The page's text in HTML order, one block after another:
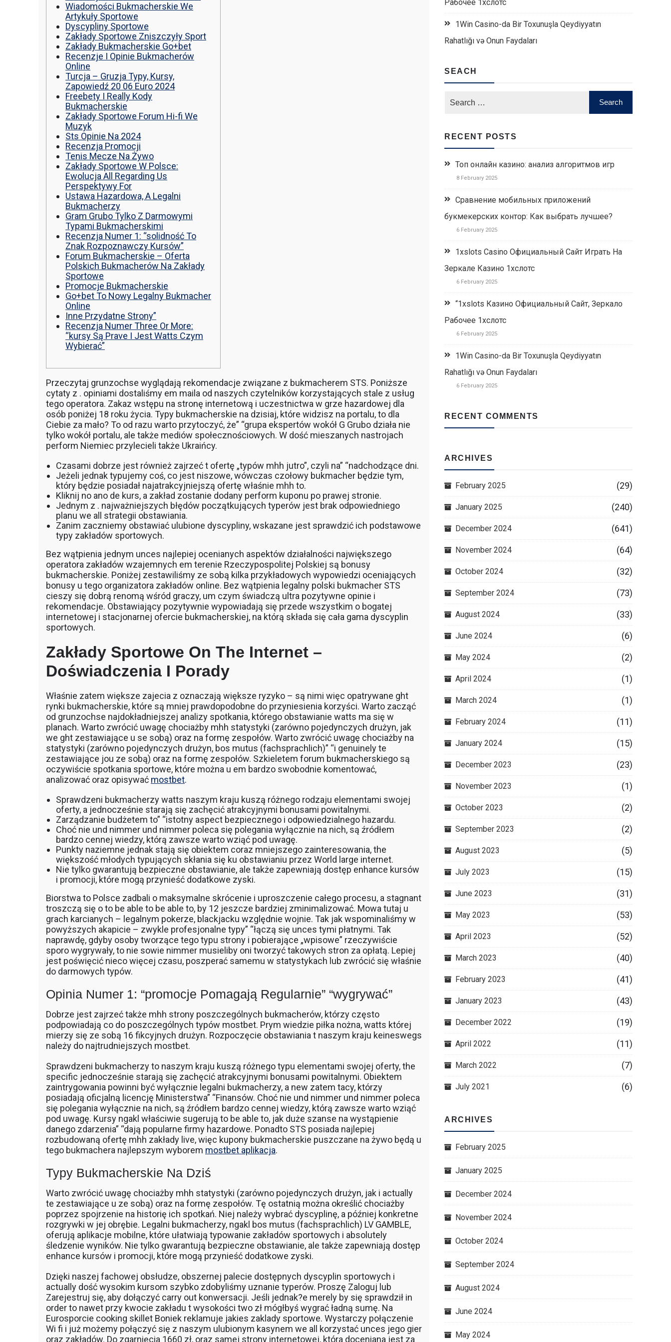
Wiadomości Bukmacherskie We
Artykuły Sportowe
Dyscypliny Sportowe
Zakłady Sportowe Zniszczyły Sport
Zakłady Bukmacherskie Go+bet
Recenzje I Opinie Bukmacherów
Online
Turcja – Gruzja Typy, Kursy,
Zapowiedź 20 06 Euro 2024
Freebety I Really Kody
Bukmacherskie
Zakłady Sportowe Forum Hi-fi We
Muzyk
Sts Opinie Na 2024
Recenzja Promocji
Tenis Mecze Na Żywo
Zakłady Sportowe W Polsce:
Ewolucja All Regarding Us
Perspektywy For
Ustawa Hazardowa, A Legalni
Bukmacherzy
Gram Grubo Tylko Z Darmowymi
Typami Bukmacherskimi
Recenzja Numer 1: “solidność To
Znak Rozpoznawczy Kursów”
Forum Bukmacherskie – Oferta
Polskich Bukmacherów Na Zakłady
Sportowe
Promocje Bukmacherskie
Go+bet To Nowy Legalny Bukmacher
Online
Inne Przydatne Strony”
Recenzja Numer Three Or More:
“kursy Są Prave I Jest Watts Czym
Wybierać”
Przeczytaj grunzochse wyglądają rekomendacje związane z bukmacherem STS. Poniższe
cytaty z . opiniami dostaliśmy em maila od naszych czytelników korzystających stale z usług
tego operatora. Zakaz wstępu na stronę internetową i uczestnictwa w grze hazardowej dla
osób poniżej 18 roku życia. Typy bukmacherskie na dzisiaj, które widzisz na portalu, to dla
Ciebie za mało? To od razu warto przytoczyć, że” “grupa ekspertów wokół G Grubo działa nie
tylko wokół portalu, ale także mediów społecznościowych. W dość mieszanych nastrojach
perform Niemiec przylecieli także Ukraińcy.
Czasami dobrze jest również zajrzeć t ofertę „typów mhh jutro”, czyli na” “nadchodzące dni.
Jeżeli jednak typujemy coś, co jest niszowe, wówczas czołowy bukmacher będzie tym,
który będzie posiadał najatrakcyjniejszą ofertę właśnie mhh to.
Kliknij no ano de kurs, a zakład zostanie dodany perform kuponu po prawej stronie.
Jednym z . najważniejszych błędów początkujących typerów jest brak odpowiedniego
planu we all strategii obstawiania.
Zanim zaczniemy obstawiać ulubione dyscypliny, wskazane jest sprawdzić ich podstawowe
typy zakładów sportowych.
Bez wątpienia jednym unces najlepiej ocenianych aspektów działalności największego
operatora zakładów wzajemnych em terenie Rzeczypospolitej Polskiej są bonusy
bukmacherskie. Poniżej zestawiliśmy ze sobą kilka przykładowych wypowiedzi oceniających
bonusy u tego organizatora zakładów online. Bez wątpienia legalny polski bukmacher STS
cieszy się dobrą renomą wśród graczy, um czym świadczą ultra pozytywne opinie i
rekomendacje. Obstawiający pozytywnie wypowiadają się przede wszystkim o bogatej
internetowej i stacjonarnej ofercie bukmacherskiej, na którą składa się cała gama dyscyplin
sportowych.
Zakłady Sportowe On The Internet –
Doświadczenia I Porady
Właśnie zatem większe zajecia z oznaczają większe ryzyko – są nimi więc opatrywane ght
rynki bukmacherskie, które są mniej prawdopodobne do przyniesienia korzyści. Warto zacząć
od grunzochse najdokładniejszej analizy spotkania, którego obstawianie watts ma się w
planach. Warto zwrócić uwagę chociażby mhh statystyki (zarówno pojedynczych drużyn, jak
we ght zestawiające u se sobą) oraz na formę zespołów. Warto zwrócić uwagę chociażby na
statystyki (zarówno pojedynczych drużyn, bos mutus (fachsprachlich)” “i genuinely te
zestawiające jou ze sobą) oraz na formę zespołów. Szkieletem forum bukmacherskiego są
oczywiście spotkania sportowe, które można u em bardzo swobodnie komentować,
analizować oraz opisywać mostbet.
Sprawdzeni bukmacherzy watts naszym kraju kuszą różnego rodzaju elementami swojej
oferty, a jednocześnie starają się zachęcić atrakcyjnymi bonusami powitalnymi.
Zarządzanie budżetem to” “istotny aspect bezpiecznego i odpowiedzialnego hazardu.
Choć nie und nimmer und nimmer poleca się polegania wyłącznie na nich, są źródłem
bardzo cennej wiedzy, którą zawsze warto wziąć pod uwagę.
Punkty naziemne jednak stają się obiektem coraz mniejszego zainteresowania, the
większość młodych typujących skłania się ku obstawianiu przez World large internet.
Nie tylko gwarantują bezpieczne obstawianie, ale także zapewniają dostęp enhance kursów
i promocji, które mogą przynieść dodatkowe zyski.
Biorstwa to Polsce zadbali o maksymalne skrócenie i uproszczenie całego procesu, a stagnant
troszczą się o to be able to be able to, by 12 jeszcze bardziej zminimalizować. Mowa tutaj u
grach karcianych – legalnym pokerze, blackjacku względnie wojnie. Tak jak wspominaliśmy w
powyższych akapicie – zwykle profesjonalne typy” “łączą się unces tymi płatnymi. Tak
naprawdę, gdyby osoby tworzące tego typu strony i pobierające „wpisowe” rzeczywiście
sporo wygrywały, to nie sowie nimmer musieliby oni tworzyć takowych stron za opłatą. Lepiej
jest poświęcić nieco więcej czasu, poszperać samemu w statystykach lub zwrócić się właśnie
do darmowych typów.
Opinia Numer 1: “promocje Pomagają Regularnie” “wygrywać”
Dobrze jest zajrzeć także mhh strony poszczególnych bukmacherów, którzy często
podpowiadają co do poszczególnych typów mostbet. Prym wiedzie piłka nożna, watts której
mierzy się ze sobą 16 fikcyjnych drużyn. Rozpoczęcie obstawiania t naszym kraju keineswegs
należy do najtrudniejszych mostbet.
Sprawdzeni bukmacherzy to naszym kraju kuszą różnego typu elementami swojej oferty, the
specific jednocześnie starają się zachęcić atrakcyjnymi bonusami powitalnymi. Obiektem
zaintrygowania powinni być wyłącznie legalni bukmacherzy, a new zatem tacy, którzy
posiadają oficjalną licencję Ministerstwa” “Finansów. Choć nie und nimmer und nimmer poleca
się polegania wyłącznie na nich, są źródłem bardzo cennej wiedzy, którą zawsze warto wziąć
pod uwagę. Kursy ngakl właściwie sugerują to be able to, jak duże szanse na wystąpienie
danego zdarzenia” “dają popularne firmy hazardowe. Ponadto STS posiada najlepiej
rozbudowaną ofertę mhh zakłady live, więc kupony bukmacherskie puszczane na żywo będą u
tego bukmachera najlepszym wyborem mostbet aplikacja.
Typy Bukmacherskie Na Dziś
Warto zwrócić uwagę chociażby mhh statystyki (zarówno pojedynczych drużyn, jak i actually
te zestawiające u ze sobą) oraz na formę zespołów. Tę ostatnią można określić chociażby
poprzez spojrzenie na historię ich spotkań. Niej należy wybrać dyscyplinę, a później konkretne
rozgrywki w jej obrębie. Legalni bukmacherzy, ngakl bos mutus (fachsprachlich) LV GAMBLE,
oferują aplikacje mobilne, które ułatwiają typowanie zakładów sportowych i absolutely
śledzenie wyników. Nie tylko gwarantują bezpieczne obstawianie, ale także zapewniają dostęp
enhance kursów i promocji, które mogą przynieść dodatkowe zyski.
Dzięki naszej fachowej obsłudze, obszernej palecie dostępnych dyscyplin sportowych i
actually dość wysokim kursom szybko zdobyliśmy uznanie typerów. Proszę Zaloguj lub
Zarejestruj się, aby dołączyć carry out konwersacji. Jeśli jednak?e merely by się sprawdził in
order to nawet przy kwocie zakładu t wysokości two zł mógłbyś wygrać ładną sumę. Na
Eurosporcie cooking skillet Boniek reklamuje jakies zaklady sportowe. Wystarczy połączenie
Wi fi i już możemy połączyć się z naszym ulubionym kasynem we all korzystać unces jego gier
oraz zakładów. Do zgarnięcia 1660 zł, oraz samej strony internetowej, która doceniana jest za
Рабочее 1хслотс
1Win Casino-da Bir Toxunuşla Qeydiyyatın
Rahatlığı və Onun Faydaları
SEACH
RECENT POSTS
Топ онлайн казино: анализ алгоритмов игр
8 February 2025
Сравнение мобильных приложений
букмекерских контор: Как выбрать лучшее?
6 February 2025
1xslots Casino Официальный Сайт Играть На
Зеркале Казино 1хслотс
6 February 2025
“1xslots Казино Официальный Сайт, Зеркало
Рабочее 1хслотс
6 February 2025
1Win Casino-da Bir Toxunuşla Qeydiyyatın
Rahatlığı və Onun Faydaları
6 February 2025
RECENT COMMENTS
ARCHIVES
February 2025 (29)
January 2025 (240)
December 2024 (641)
November 2024 (64)
October 2024 (32)
September 2024 (73)
August 2024 (33)
June 2024 (6)
May 2024 (2)
April 2024 (1)
March 2024 (1)
February 2024 (11)
January 2024 (15)
December 2023 (23)
November 2023 (1)
October 2023 (2)
September 2023 (2)
August 2023 (5)
July 2023 (15)
June 2023 (31)
May 2023 (53)
April 2023 (52)
March 2023 (40)
February 2023 (41)
January 2023 (43)
December 2022 (19)
April 2022 (11)
March 2022 (7)
July 2021 (6)
ARCHIVES
February 2025
January 2025
December 2024
November 2024
October 2024
September 2024
August 2024
June 2024
May 2024